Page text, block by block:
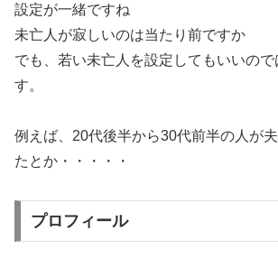
設定が一緒ですね
未亡人が寂しいのは当たり前ですか
でも、若い未亡人を設定してもいいので
す。
例えば、20代後半から30代前半の人が
たとか・・・・・
プロフィール